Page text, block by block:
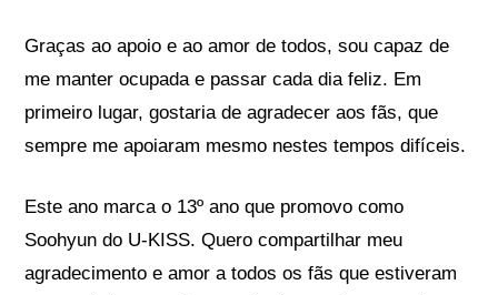
Graças ao apoio e ao amor de todos, sou capaz de
me manter ocupada e passar cada dia feliz. Em
primeiro lugar, gostaria de agradecer aos fãs, que
sempre me apoiaram mesmo nestes tempos difíceis.
Este ano marca o 13º ano que promovo como
Soohyun do U-KISS. Quero compartilhar meu
agradecimento e amor a todos os fãs que estiveram